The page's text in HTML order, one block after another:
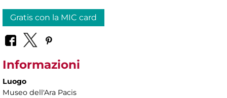
Gratis con la MIC card
Informazioni
Luogo
Museo dell'Ara Pacis